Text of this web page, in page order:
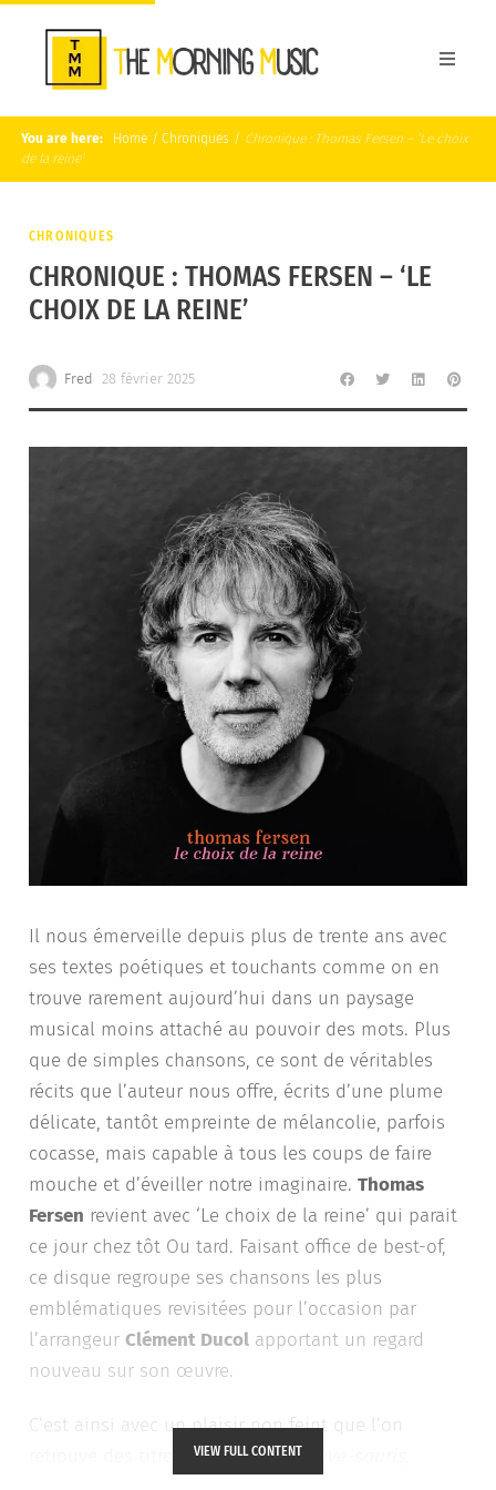
You are here: Home / Chroniques / Chronique : Thomas Fersen – ‘Le choix
de la reine’
CHRONIQUES
CHRONIQUE : THOMAS FERSEN – ‘LE
CHOIX DE LA REINE’
Fred 28 février 2025
Il nous émerveille depuis plus de trente ans avec
ses textes poétiques et touchants comme on en
trouve rarement aujourd’hui dans un paysage
musical moins attaché au pouvoir des mots. Plus
que de simples chansons, ce sont de véritables
récits que l’auteur nous offre, écrits d’une plume
délicate, tantôt empreinte de mélancolie, parfois
cocasse, mais capable à tous les coups de faire
mouche et d’éveiller notre imaginaire. Thomas
Fersen revient avec ‘Le choix de la reine’ qui parait
ce jour chez tôt Ou tard. Faisant office de best-of,
ce disque regroupe ses chansons les plus
emblématiques revisitées pour l’occasion par
l’arrangeur Clément Ducol apportant un regard
nouveau sur son œuvre.
C’est ainsi avec un plaisir non feint que l’on
retrouve des titres tels queLa chauve-souris
VIEW FULL CONTENT